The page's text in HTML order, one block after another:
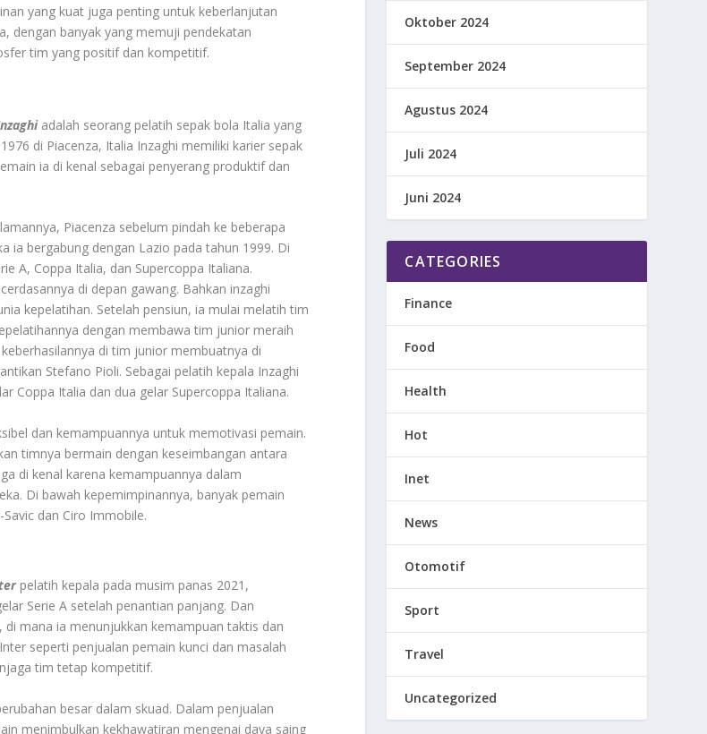
yang kuat juga penting untuk keberlanjutan
dengan banyak yang memuji pendekatan
tim yang positif dan kompetitif.
adalah seorang pelatih sepak bola Italia yang
di Piacenza, Italia Inzaghi memiliki karier sepak
ia di kenal sebagai penyerang produktif dan
Piacenza sebelum pindah ke beberapa
ia bergabung dengan Lazio pada tahun 1999. Di
A, Coppa Italia, dan Supercoppa Italiana.
di depan gawang. Bahkan inzaghi
kepelatihan. Setelah pensiun, ia mulai melatih tim
dengan membawa tim junior meraih
di tim junior membuatnya di
Stefano Pioli. Sebagai pelatih kepala Inzaghi
Coppa Italia dan dua gelar Supercoppa Italiana.
dan kemampuannya untuk memotivasi pemain.
timnya bermain dengan keseimbangan antara
di kenal karena kemampuannya dalam
Di bawah kepemimpinannya, banyak pemain
dan Ciro Immobile.
pelatih kepala pada musim panas 2021,
Serie A setelah penantian panjang. Dan
mana ia menunjukkan kemampuan taktis dan
seperti penjualan pemain kunci dan masalah
tim tetap kompetitif.
besar dalam skuad. Dalam penjualan
menimbulkan kekhawatiran mengenai daya saing
Oktober 2024
September 2024
Agustus 2024
Juli 2024
Juni 2024
CATEGORIES
Finance
Food
Health
Hot
Inet
News
Otomotif
Sport
Travel
Uncategorized